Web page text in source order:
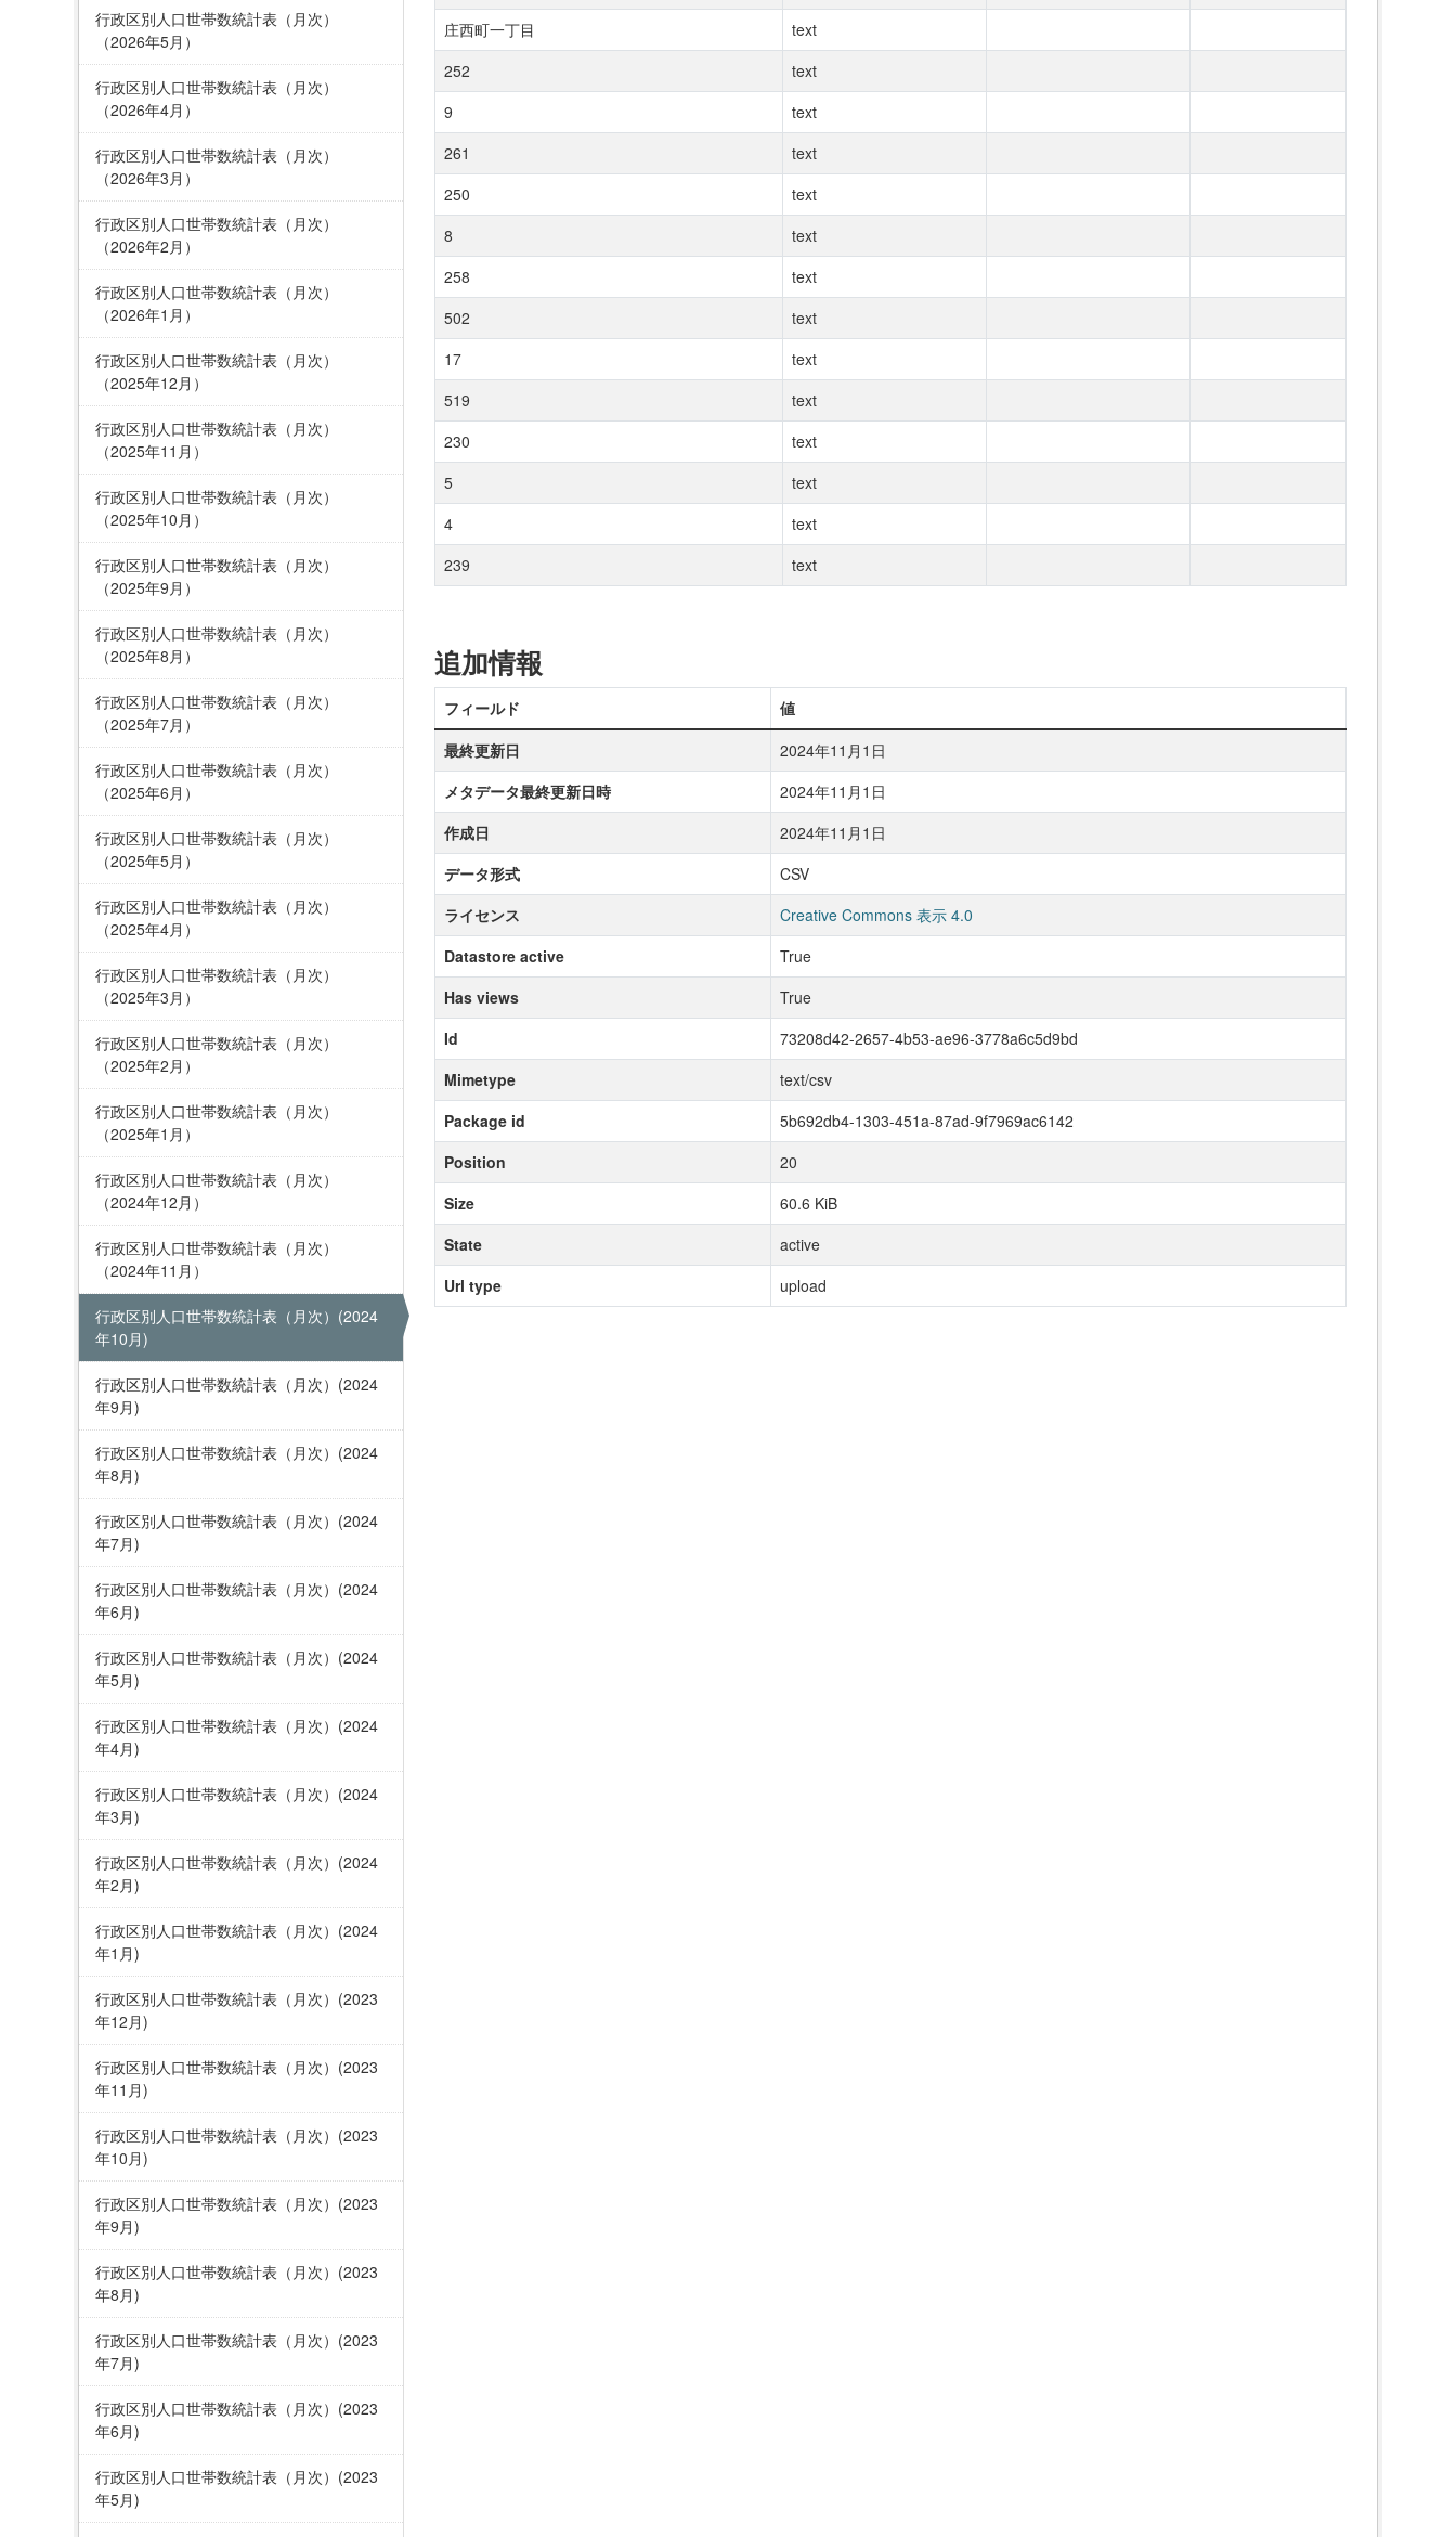
行政区別人口世帯数統計表（月次）
（2026年5月）
行政区別人口世帯数統計表（月次）
（2026年4月）
行政区別人口世帯数統計表（月次）
（2026年3月）
行政区別人口世帯数統計表（月次）
（2026年2月）
行政区別人口世帯数統計表（月次）
（2026年1月）
行政区別人口世帯数統計表（月次）
（2025年12月）
行政区別人口世帯数統計表（月次）
（2025年11月）
行政区別人口世帯数統計表（月次）
（2025年10月）
行政区別人口世帯数統計表（月次）
（2025年9月）
行政区別人口世帯数統計表（月次）
（2025年8月）
行政区別人口世帯数統計表（月次）
（2025年7月）
行政区別人口世帯数統計表（月次）
（2025年6月）
行政区別人口世帯数統計表（月次）
（2025年5月）
行政区別人口世帯数統計表（月次）
（2025年4月）
行政区別人口世帯数統計表（月次）
（2025年3月）
行政区別人口世帯数統計表（月次）
（2025年2月）
行政区別人口世帯数統計表（月次）
（2025年1月）
行政区別人口世帯数統計表（月次）
（2024年12月）
行政区別人口世帯数統計表（月次）
（2024年11月）
行政区別人口世帯数統計表（月次）(2024
年10月)
行政区別人口世帯数統計表（月次）(2024
年9月)
行政区別人口世帯数統計表（月次）(2024
年8月)
行政区別人口世帯数統計表（月次）(2024
年7月)
行政区別人口世帯数統計表（月次）(2024
年6月)
行政区別人口世帯数統計表（月次）(2024
年5月)
行政区別人口世帯数統計表（月次）(2024
年4月)
行政区別人口世帯数統計表（月次）(2024
年3月)
行政区別人口世帯数統計表（月次）(2024
年2月)
行政区別人口世帯数統計表（月次）(2024
年1月)
行政区別人口世帯数統計表（月次）(2023
年12月)
行政区別人口世帯数統計表（月次）(2023
年11月)
行政区別人口世帯数統計表（月次）(2023
年10月)
行政区別人口世帯数統計表（月次）(2023
年9月)
行政区別人口世帯数統計表（月次）(2023
年8月)
行政区別人口世帯数統計表（月次）(2023
年7月)
行政区別人口世帯数統計表（月次）(2023
年6月)
行政区別人口世帯数統計表（月次）(2023
年5月)
庄西町一丁目
text
252
text
9
text
261
text
250
text
8
text
258
text
502
text
17
text
519
text
230
text
5
text
4
text
239
text
追加情報
フィールド
値
最終更新日
2024年11月1日
メタデータ最終更新日時
2024年11月1日
作成日
2024年11月1日
データ形式
CSV
ライセンス
Creative Commons 表示 4.0
Datastore active
True
Has views
True
Id
73208d42-2657-4b53-ae96-3778a6c5d9bd
Mimetype
text/csv
Package id
5b692db4-1303-451a-87ad-9f7969ac6142
Position
20
Size
60.6 KiB
State
active
Url type
upload